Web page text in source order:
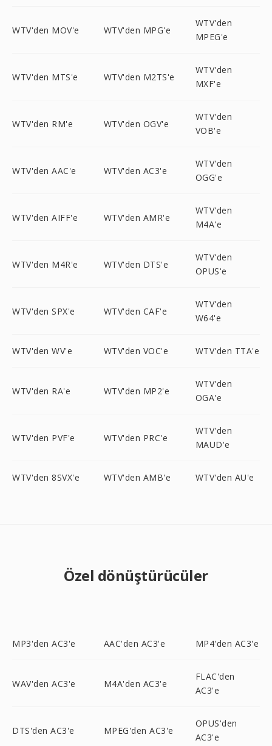
WTV'den MOV'e WTV'den MPG'e
WTV'den
MPEG'e
WTV'den MTS'e WTV'den M2TS'e
WTV'den
MXF'e
WTV'den RM'e WTV'den OGV'e
WTV'den
VOB'e
WTV'den AAC'e WTV'den AC3'e
WTV'den
OGG'e
WTV'den AIFF'e WTV'den AMR'e
WTV'den
M4A'e
WTV'den M4R'e WTV'den DTS'e
WTV'den
OPUS'e
WTV'den SPX'e WTV'den CAF'e
WTV'den
W64'e
WTV'den WV'e WTV'den VOC'e WTV'den TTA'e
WTV'den RA'e WTV'den MP2'e
WTV'den
OGA'e
WTV'den PVF'e WTV'den PRC'e
WTV'den
MAUD'e
WTV'den 8SVX'e WTV'den AMB'e WTV'den AU'e
Özel dönüştürücüler
MP3'den AC3'e AAC'den AC3'e MP4'den AC3'e
WAV'den AC3'e M4A'den AC3'e
FLAC'den
AC3'e
DTS'den AC3'e MPEG'den AC3'e
OPUS'den
AC3'e